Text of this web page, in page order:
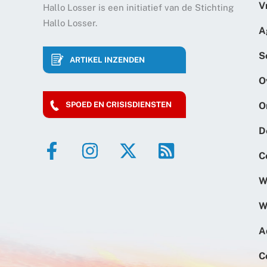
Hallo Losser is een initiatief van de Stichting
Hallo Losser.
ARTIKEL INZENDEN
SPOED EN CRISISDIENSTEN